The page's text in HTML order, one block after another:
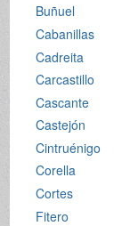
Buñuel
Cabanillas
Cadreita
Carcastillo
Cascante
Castejón
Cintruénigo
Corella
Cortes
Fitero